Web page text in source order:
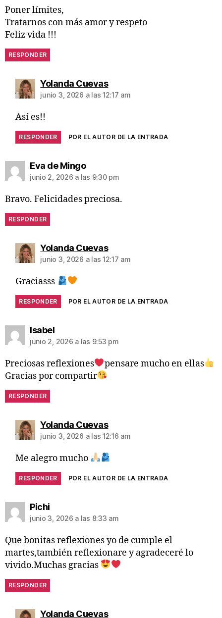
Poner límites,
Tratarnos con más amor y respeto
Feliz vida !!!
RESPONDER
Yolanda Cuevas
junio 3, 2026 a las 12:17 am
Así es!!
RESPONDER POR EL AUTOR DE LA ENTRADA
Eva de Mingo
junio 2, 2026 a las 9:30 pm
Bravo. Felicidades preciosa.
RESPONDER
Yolanda Cuevas
junio 3, 2026 a las 12:17 am
Graciasss
RESPONDER POR EL AUTOR DE LA ENTRADA
Isabel
junio 2, 2026 a las 9:53 pm
Preciosas reflexiones
pensare mucho en ellas
Gracias por compartir
RESPONDER
Yolanda Cuevas
junio 3, 2026 a las 12:16 am
Me alegro mucho
RESPONDER POR EL AUTOR DE LA ENTRADA
Pichi
junio 3, 2026 a las 8:33 am
Que bonitas reflexiones yo de cumple el
martes,también reflexionare y agradeceré lo
vivido.Muchas gracias
RESPONDER
Yolanda Cuevas